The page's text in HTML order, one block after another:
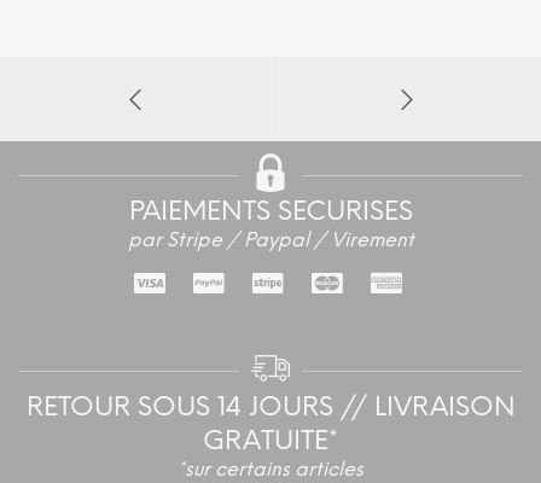
PAIEMENTS SECURISES
par Stripe / Paypal / Virement
RETOUR SOUS 14 JOURS // LIVRAISON
GRATUITE*
*sur certains articles